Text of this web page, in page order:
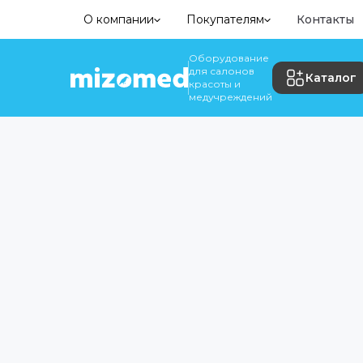
О компании Покупателям Контакты
Оборудование
для салонов
красоты и
медучреждений
Каталог